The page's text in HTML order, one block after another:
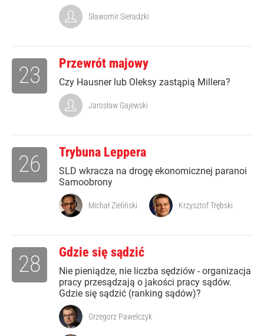
Sławomir Sieradzki
Przewrót majowy
Czy Hausner lub Oleksy zastąpią Millera?
23
Jarosław Gajewski
Trybuna Leppera
SLD wkracza na drogę ekonomicznej paranoi
Samoobrony
26
Michał Zieliński Krzysztof Trębski
Gdzie się sądzić
Nie pieniądze, nie liczba sędziów - organizacja
pracy przesądzają o jakości pracy sądów.
Gdzie się sądzić (ranking sądów)?
28
Grzegorz Pawelczyk